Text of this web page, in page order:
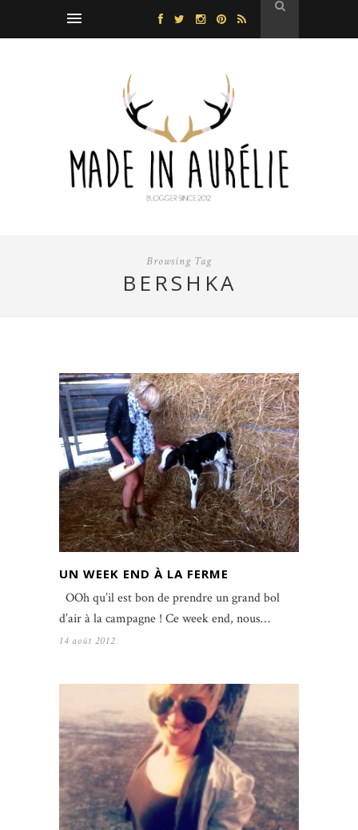
Browsing Tag
BERSHKA
UN WEEK END À LA FERME
OOh qu’il est bon de prendre un grand bol
d’air à la campagne ! Ce week end, nous…
14 août 2012